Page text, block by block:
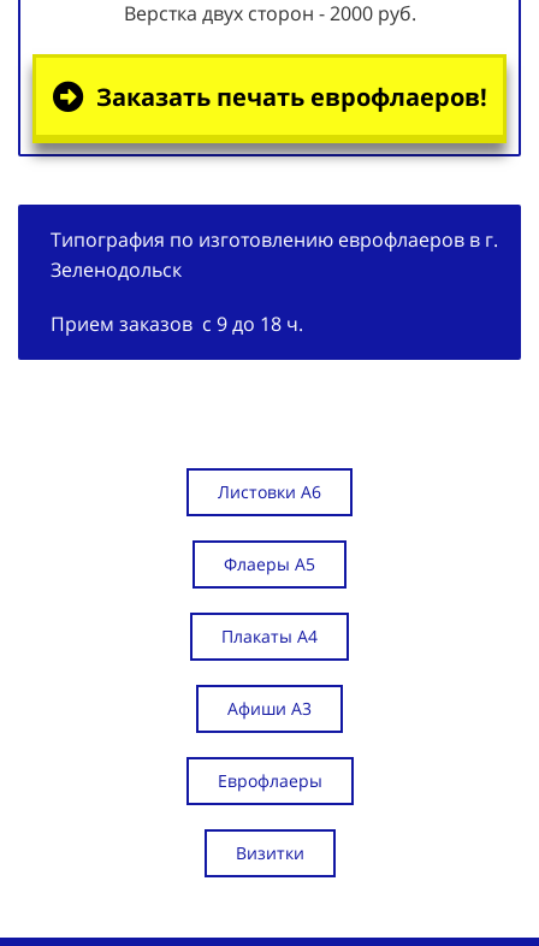
Верстка двух сторон - 2000 руб.
Заказать печать еврофлаеров!
Типография по изготовлению еврофлаеров в г.
Зеленодольск
Прием заказов с 9 до 18 ч.
Листовки А6
Флаеры А5
Плакаты А4
Афиши А3
Еврофлаеры
Визитки